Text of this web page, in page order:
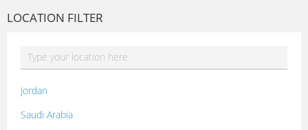
LOCATION FILTER
Jordan
Saudi Arabia